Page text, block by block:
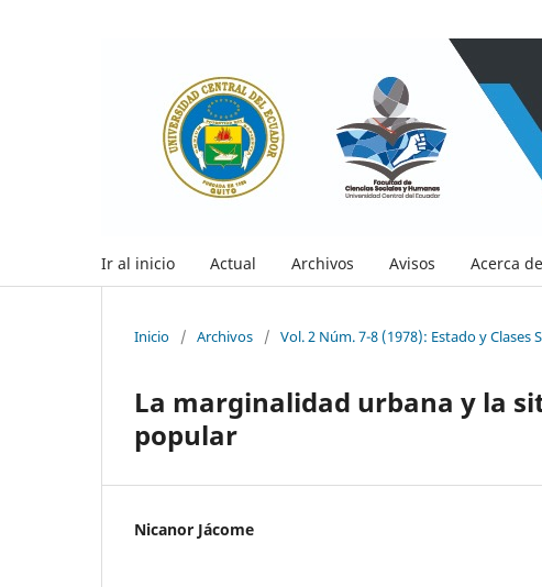
Ir al inicio Actual Archivos Avisos Acerca de
Inicio / Archivos / Vol. 2 Núm. 7-8 (1978): Estado y Clases
La marginalidad urbana y la
popular
Nicanor Jácome